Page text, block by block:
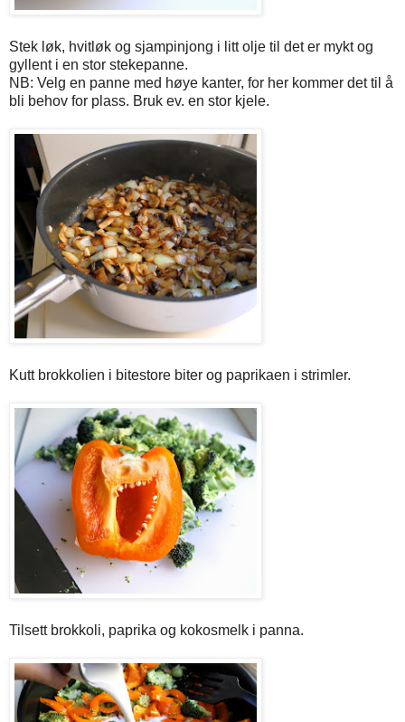
Stek løk, hvitløk og sjampinjong i litt olje til det er mykt og
gyllent i en stor stekepanne.
NB: Velg en panne med høye kanter, for her kommer det til å
bli behov for plass. Bruk ev. en stor kjele.
Kutt brokkolien i bitestore biter og paprikaen i strimler.
Tilsett brokkoli, paprika og kokosmelk i panna.